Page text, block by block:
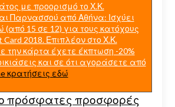
με προορισμό το Χ.Κ.
Παρνασσού από Αθήνα: Ισχύει
(από 15 σε 12) για τους κατόχους
Card 2018. Επιπλέον στο Χ.Κ.
την κάρτα έχετε έκπτωση -20%
και σε ότι αγοράσετε από
κρατήσεις εδώ
πρόσφατες προσφορές